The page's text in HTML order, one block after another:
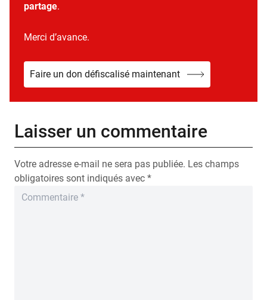
partage.
Merci d’avance.
Faire un don défiscalisé maintenant
Laisser un commentaire
Votre adresse e-mail ne sera pas publiée. Les champs
obligatoires sont indiqués avec *